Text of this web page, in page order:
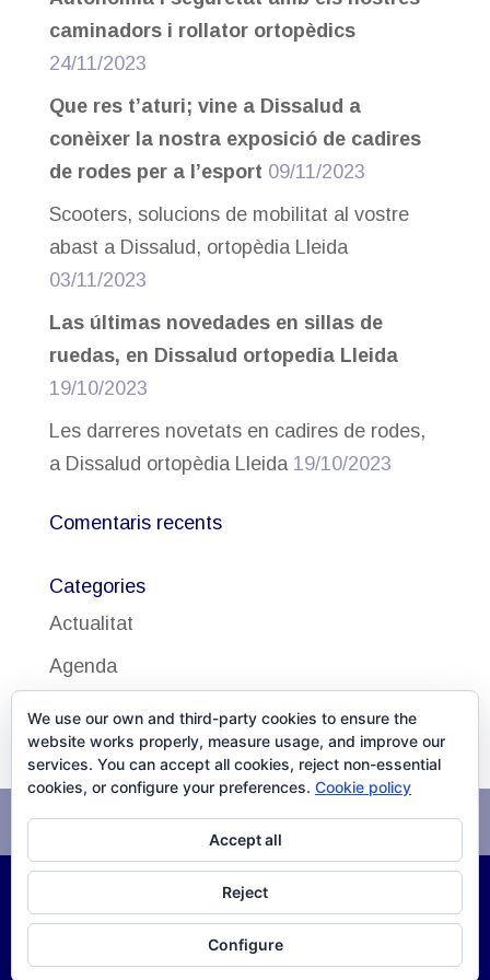
caminadors i rollator ortopèdics
24/11/2023
Que res t’aturi; vine a Dissalud a
conèixer la nostra exposició de cadires
de rodes per a l’esport 09/11/2023
Scooters, solucions de mobilitat al vostre
abast a Dissalud, ortopèdia Lleida
03/11/2023
Las últimas novedades en sillas de
ruedas, en Dissalud ortopedia Lleida
19/10/2023
Les darreres novetats en cadires de rodes,
a Dissalud ortopèdia Lleida 19/10/2023
Comentaris recents
Categories
Actualitat
Agenda
Uncategorized
Avís legal Política de cookies
©2026DISSALUD, SLU DesarrolloXPG Servicios
We use our own and third-party cookies to ensure the
website works properly, measure usage, and improve our
services. You can accept all cookies, reject non-essential
cookies, or configure your preferences. Cookie policy
Accept all
Reject
Configure